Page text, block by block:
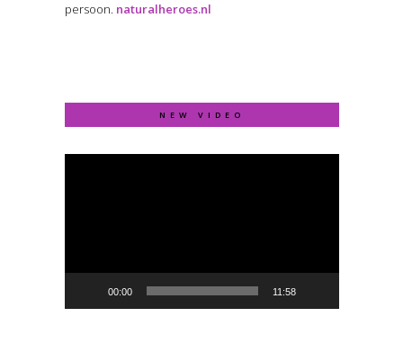
persoon. naturalheroes.nl
NEW VIDEO
Video
00:00 11:58